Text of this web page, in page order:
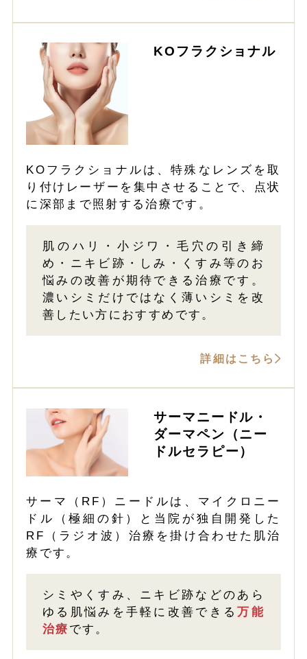
KOフラクショナル
KOフラクショナルは、特殊なレンズを取
り付けレーザーを集中させることで、点状
に深部まで照射する治療です。
肌のハリ・小ジワ・毛穴の引き締
め・ニキビ跡・しみ・くすみ等のお
悩みの改善が期待できる治療です。
濃いシミだけではなく薄いシミを改
善したい方におすすめです。
詳細はこちら
サーマニードル・
ダーマペン（ニー
ドルセラピー）
サーマ（RF）ニードルは、マイクロニー
ドル（極細の針）と当院が独自開発した
RF（ラジオ波）治療を掛け合わせた肌治
療です。
シミやくすみ、ニキビ跡などのあら
ゆる肌悩みを手軽に改善できる万能
治療 です。